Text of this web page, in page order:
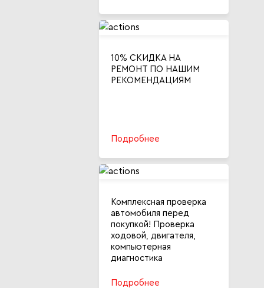
10% СКИДКА НА
РЕМОНТ ПО НАШИМ
РЕКОМЕНДАЦИЯМ
Подробнее
Комплексная проверка
автомобиля перед
покупкой! Проверка
ходовой, двигателя,
компьютерная
диагностика
Подробнее